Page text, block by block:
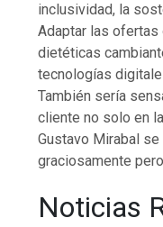
inclusividad, la
Adaptar las
dietéticas
tecnologías
También sería
cliente no solo en
Gustavo Mirabal
graciosamente
Noticias